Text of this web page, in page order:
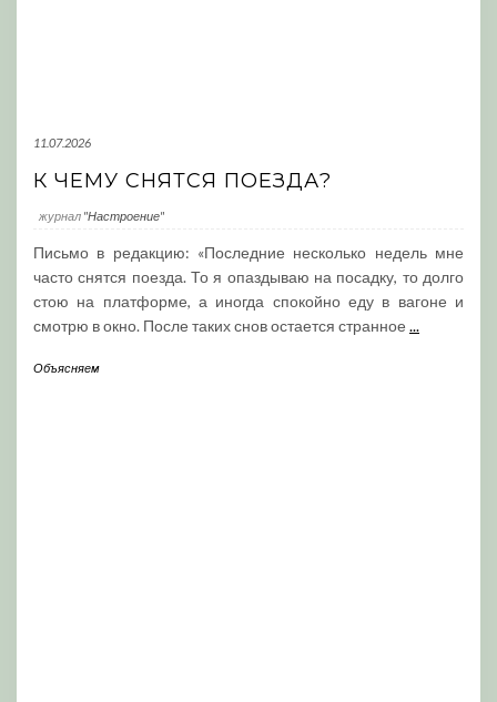
11.07.2026
К ЧЕМУ СНЯТСЯ ПОЕЗДА?
журнал "Настроение"
Письмо в редакцию: «Последние несколько недель мне
часто снятся поезда. То я опаздываю на посадку, то долго
стою на платформе, а иногда спокойно еду в вагоне и
смотрю в окно. После таких снов остается странное ...
Объясняем